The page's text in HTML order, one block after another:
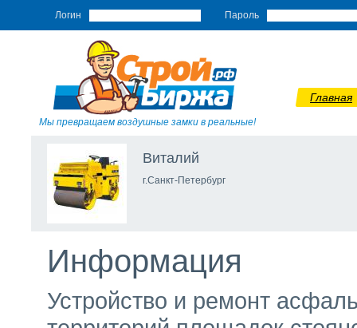
Логин Пароль
Мы превращаем воздушные замки в реальные!
Главная
Виталий
г.Санкт-Петербург
Информация
Устройство и ремонт